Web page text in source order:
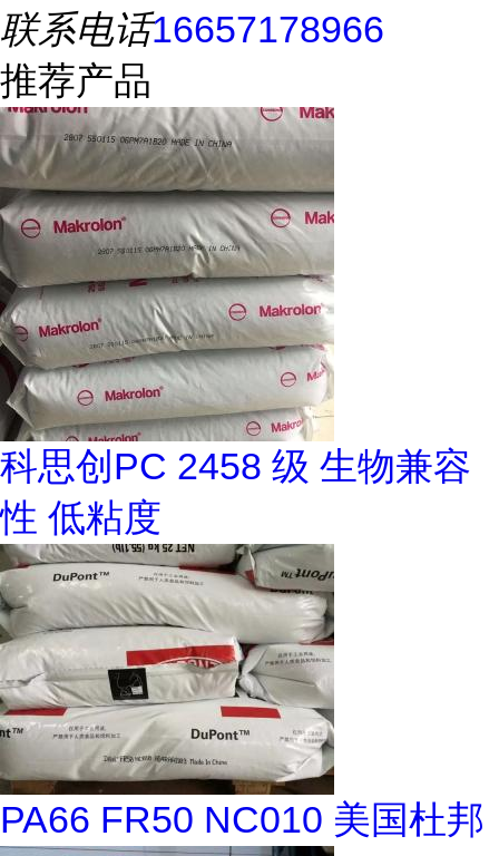
联系电话16657178966
推荐产品
科思创PC 2458 级 生物兼容
性 低粘度
PA66 FR50 NC010 美国杜邦